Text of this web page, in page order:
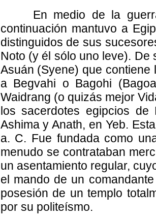
En medio de la
continuación mantuvo a
distinguidos de sus
Noto (y él sólo uno leve). De
Asuán (Syene) que
a Begvahi o Bagohi
Waidrang (o quizás mejor
los sacerdotes egipcios
Ashima y Anath, en Yeb.
a. C. Fue fundada como
menudo se contrataban
un asentamiento regular,
el mando de un
posesión de un templo
por su politeísmo.